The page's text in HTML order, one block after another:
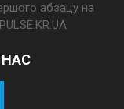
абзацу на
НАС